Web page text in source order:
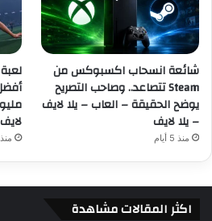
شائعة انسحاب اكسبوكس من
Steam تتصاعد.. وصاحب التصريح
يوضح الحقيقة – العاب – يلا لايف
– يلا لايف
منذ 5 أيام منذ 6 أيام
اكثر المقالات مشاهدة